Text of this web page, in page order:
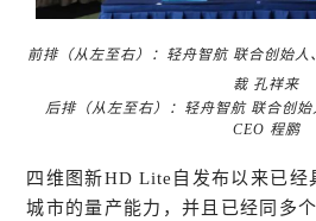
前排（从左至右）：轻舟智航 联合创始
裁 孔祥来
后排（从左至右）： 轻舟智航 联合创
CEO 程鹏
四维图新HD Lite自发布以来已经
城市的量产能力，并且已经同多